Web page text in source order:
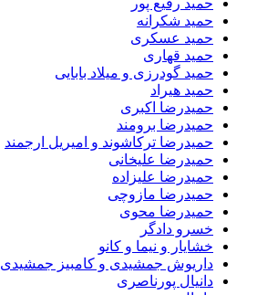
حمید شکرانه
حمید عسکری
حمید قهاری
حمید گودرزی و میلاد بابایی
حمید هیراد
حمیدرضا اکبری
حمیدرضا برومند
حمیدرضا ترکاشوند و امیریل ارجمند
حمیدرضا علیخانی
حمیدرضا علیزاده
حمیدرضا مازوچی
حمیدرضا محوی
خسرو دادگر
خشایار و نیما و کانو
داریوش جمشیدی و کامبیز جمشیدی
دانیال پورناصری